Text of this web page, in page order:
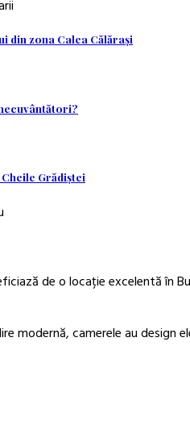
din zona Calea Călăraşi
Grădiştei
de o locație excelentă în
modernă, camerele au design